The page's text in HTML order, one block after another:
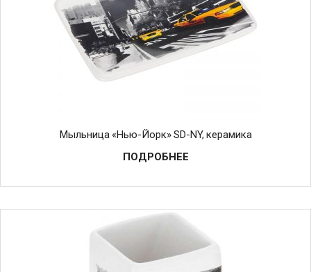
Мыльница «Нью-Йорк» SD-NY, керамика
ПОДРОБНЕЕ